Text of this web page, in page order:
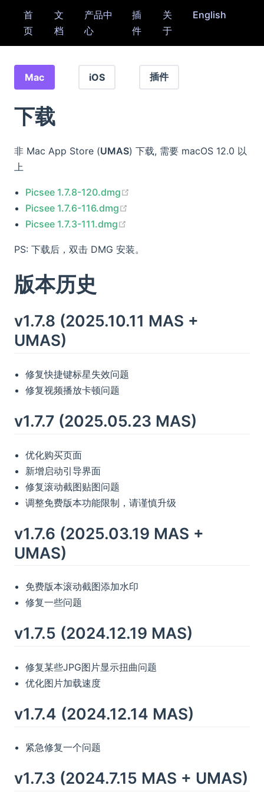
首
页
文
档
产品中
心
插
件
关
于
English
Mac iOS 插件
下载
非 Mac App Store (UMAS) 下载, 需要 macOS 12.0 以
上
Picsee 1.7.8-120.dmg
Picsee 1.7.6-116.dmg
Picsee 1.7.3-111.dmg
PS: 下载后，双击 DMG 安装。
版本历史
v1.7.8 (2025.10.11 MAS +
UMAS)
修复快捷键标星失效问题
修复视频播放卡顿问题
v1.7.7 (2025.05.23 MAS)
优化购买页面
新增启动引导界面
修复滚动截图贴图问题
调整免费版本功能限制，请谨慎升级
v1.7.6 (2025.03.19 MAS +
UMAS)
免费版本滚动截图添加水印
修复一些问题
v1.7.5 (2024.12.19 MAS)
修复某些JPG图片显示扭曲问题
优化图片加载速度
v1.7.4 (2024.12.14 MAS)
紧急修复一个问题
v1.7.3 (2024.7.15 MAS + UMAS)